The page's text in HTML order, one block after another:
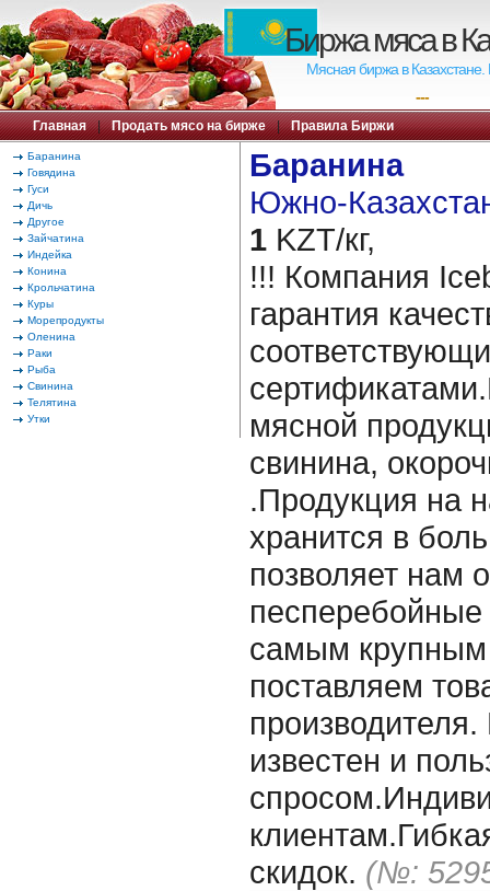
Биржа мяса в
Мясная биржа в
---
Главная | Продать мясо на бирже | Правила Биржи
Баранина
Говядина
Гуси
Дичь
Другое
Зайчатина
Индейка
Конина
Крольчатина
Куры
Морепродукты
Оленина
Раки
Рыба
Свинина
Телятина
Утки
Баранина
Южно-
1 KZT/кг,
!!! Компания
гарантия
мясной
свинина,
.Продукция на
хранится в
позволяет нам
песперебойные
самым
поставляем
известен и
скидок. (№: